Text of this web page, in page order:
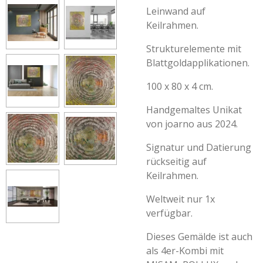
Leinwand auf
Keilrahmen.
Strukturelemente mit
Blattgoldapplikationen.
100 x 80 x 4 cm.
Handgemaltes Unikat
von joarno aus 2024.
Signatur und Datierung
rückseitig auf
Keilrahmen.
Weltweit nur 1x
verfügbar.
Dieses Gemälde ist auch
als 4er-Kombi mit